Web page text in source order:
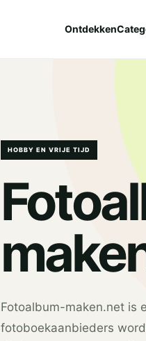
Ontdekken
HOBBY EN VRIJE TIJD
Fotoalbum-maken.net is
fotoboekaanbieders